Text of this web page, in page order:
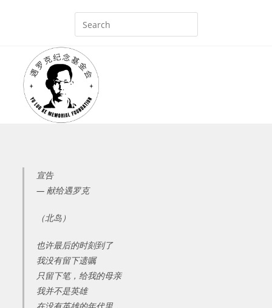
宣告
— 献给遇罗克
（北岛）
也许最后的时刻到了
我没有留下遗嘱
只留下笔，给我的母亲
我并不是英雄